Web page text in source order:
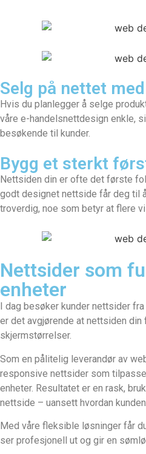
Selg på nettet
Hvis du planlegger å selge
våre e-handelsnettdesign enkle,
besøkende til kunder.
Bygg et sterkt
Nettsiden din er ofte det første
godt designet nettside får deg til
troverdig, noe som betyr at flere
Nettsider som
enheter
I dag besøker kunder nettsider
er det avgjørende at nettsiden
skjermstørrelser.
Som en pålitelig leverandør av
responsive nettsider som
enheter. Resultatet er en rask,
nettside – uansett hvordan
Med våre fleksible løsninger får
ser profesjonell ut og gir en